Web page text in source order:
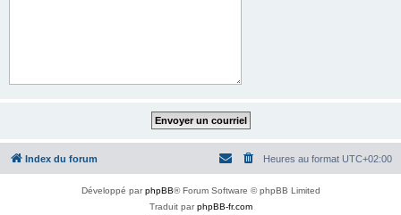
Index du forum Heures au format UTC+02:00
Développé parphpBB® Forum Software © phpBB Limited
Traduit parphpBB-fr.com